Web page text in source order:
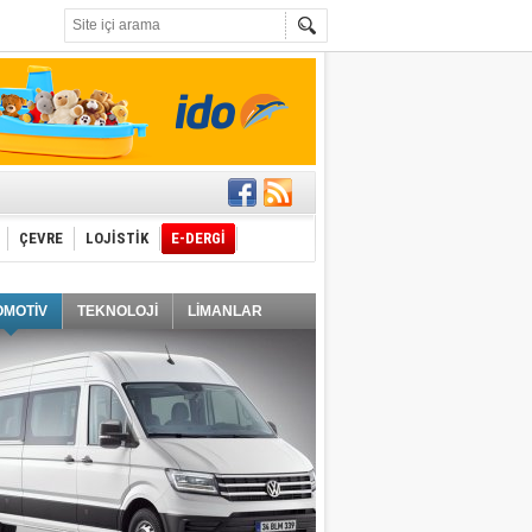
edecek
ÇEVRE LOJİSTİK E-DERGİ
TEKNOLOJİ LİMANLAR